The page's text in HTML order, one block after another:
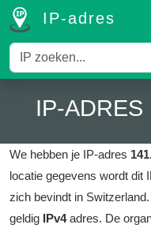
IP-adres
IP-ADRES
We hebben je IP-adres
locatie gegevens wordt dit
zich bevindt in Switzerland.
geldig IPv4adres. De